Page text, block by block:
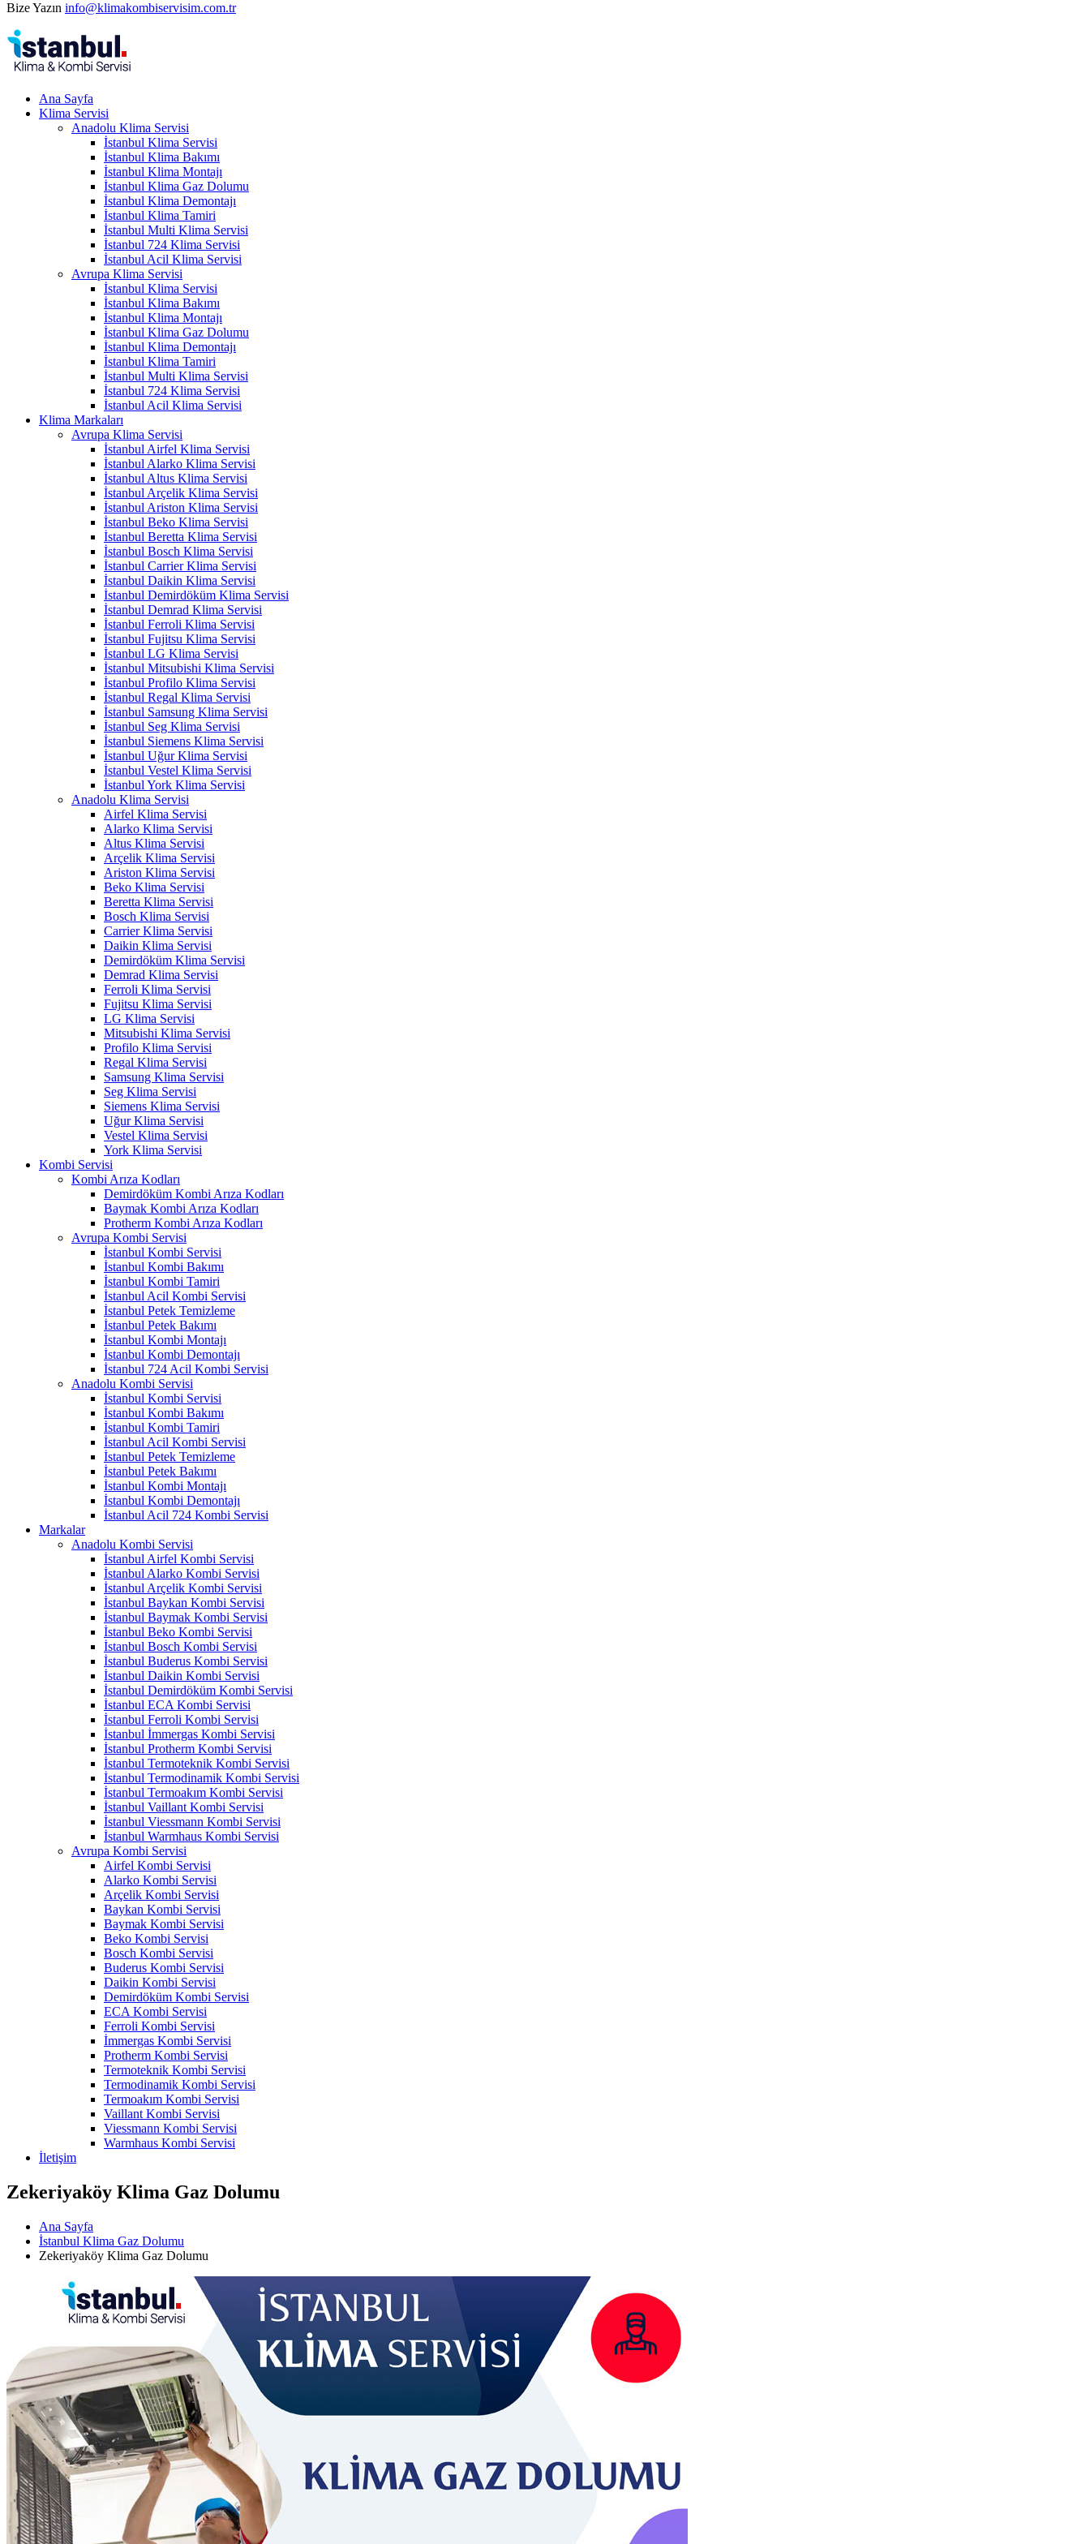
Bize Yazın info@klimakombiservisim.com.tr
Ana Sayfa
Klima Servisi
Anadolu Klima Servisi
İstanbul Klima Servisi
İstanbul Klima Bakımı
İstanbul Klima Montajı
İstanbul Klima Gaz Dolumu
İstanbul Klima Demontajı
İstanbul Klima Tamiri
İstanbul Multi Klima Servisi
İstanbul 724 Klima Servisi
İstanbul Acil Klima Servisi
Avrupa Klima Servisi
İstanbul Klima Servisi
İstanbul Klima Bakımı
İstanbul Klima Montajı
İstanbul Klima Gaz Dolumu
İstanbul Klima Demontajı
İstanbul Klima Tamiri
İstanbul Multi Klima Servisi
İstanbul 724 Klima Servisi
İstanbul Acil Klima Servisi
Klima Markaları
Avrupa Klima Servisi
İstanbul Airfel Klima Servisi
İstanbul Alarko Klima Servisi
İstanbul Altus Klima Servisi
İstanbul Arçelik Klima Servisi
İstanbul Ariston Klima Servisi
İstanbul Beko Klima Servisi
İstanbul Beretta Klima Servisi
İstanbul Bosch Klima Servisi
İstanbul Carrier Klima Servisi
İstanbul Daikin Klima Servisi
İstanbul Demirdöküm Klima Servisi
İstanbul Demrad Klima Servisi
İstanbul Ferroli Klima Servisi
İstanbul Fujitsu Klima Servisi
İstanbul LG Klima Servisi
İstanbul Mitsubishi Klima Servisi
İstanbul Profilo Klima Servisi
İstanbul Regal Klima Servisi
İstanbul Samsung Klima Servisi
İstanbul Seg Klima Servisi
İstanbul Siemens Klima Servisi
İstanbul Uğur Klima Servisi
İstanbul Vestel Klima Servisi
İstanbul York Klima Servisi
Anadolu Klima Servisi
Airfel Klima Servisi
Alarko Klima Servisi
Altus Klima Servisi
Arçelik Klima Servisi
Ariston Klima Servisi
Beko Klima Servisi
Beretta Klima Servisi
Bosch Klima Servisi
Carrier Klima Servisi
Daikin Klima Servisi
Demirdöküm Klima Servisi
Demrad Klima Servisi
Ferroli Klima Servisi
Fujitsu Klima Servisi
LG Klima Servisi
Mitsubishi Klima Servisi
Profilo Klima Servisi
Regal Klima Servisi
Samsung Klima Servisi
Seg Klima Servisi
Siemens Klima Servisi
Uğur Klima Servisi
Vestel Klima Servisi
York Klima Servisi
Kombi Servisi
Kombi Arıza Kodları
Demirdöküm Kombi Arıza Kodları
Baymak Kombi Arıza Kodları
Protherm Kombi Arıza Kodları
Avrupa Kombi Servisi
İstanbul Kombi Servisi
İstanbul Kombi Bakımı
İstanbul Kombi Tamiri
İstanbul Acil Kombi Servisi
İstanbul Petek Temizleme
İstanbul Petek Bakımı
İstanbul Kombi Montajı
İstanbul Kombi Demontajı
İstanbul 724 Acil Kombi Servisi
Anadolu Kombi Servisi
İstanbul Kombi Servisi
İstanbul Kombi Bakımı
İstanbul Kombi Tamiri
İstanbul Acil Kombi Servisi
İstanbul Petek Temizleme
İstanbul Petek Bakımı
İstanbul Kombi Montajı
İstanbul Kombi Demontajı
İstanbul Acil 724 Kombi Servisi
Markalar
Anadolu Kombi Servisi
İstanbul Airfel Kombi Servisi
İstanbul Alarko Kombi Servisi
İstanbul Arçelik Kombi Servisi
İstanbul Baykan Kombi Servisi
İstanbul Baymak Kombi Servisi
İstanbul Beko Kombi Servisi
İstanbul Bosch Kombi Servisi
İstanbul Buderus Kombi Servisi
İstanbul Daikin Kombi Servisi
İstanbul Demirdöküm Kombi Servisi
İstanbul ECA Kombi Servisi
İstanbul Ferroli Kombi Servisi
İstanbul İmmergas Kombi Servisi
İstanbul Protherm Kombi Servisi
İstanbul Termoteknik Kombi Servisi
İstanbul Termodinamik Kombi Servisi
İstanbul Termoakım Kombi Servisi
İstanbul Vaillant Kombi Servisi
İstanbul Viessmann Kombi Servisi
İstanbul Warmhaus Kombi Servisi
Avrupa Kombi Servisi
Airfel Kombi Servisi
Alarko Kombi Servisi
Arçelik Kombi Servisi
Baykan Kombi Servisi
Baymak Kombi Servisi
Beko Kombi Servisi
Bosch Kombi Servisi
Buderus Kombi Servisi
Daikin Kombi Servisi
Demirdöküm Kombi Servisi
ECA Kombi Servisi
Ferroli Kombi Servisi
İmmergas Kombi Servisi
Protherm Kombi Servisi
Termoteknik Kombi Servisi
Termodinamik Kombi Servisi
Termoakım Kombi Servisi
Vaillant Kombi Servisi
Viessmann Kombi Servisi
Warmhaus Kombi Servisi
İletişim
Zekeriyaköy Klima Gaz Dolumu
Ana Sayfa
İstanbul Klima Gaz Dolumu
Zekeriyaköy Klima Gaz Dolumu